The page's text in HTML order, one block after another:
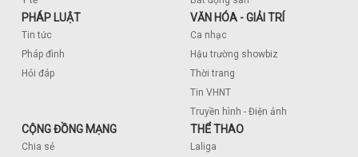
PHÁP LUẬT
Tin tức
Pháp đình
Hỏi đáp
VĂN HÓA - GIẢI TRÍ
Ca nhạc
Hậu trường showbiz
Thời trang
Tin VHNT
Truyền hình - Điện ảnh
CỘNG ĐỒNG MẠNG
Chia sẻ
THỂ THAO
Laliga